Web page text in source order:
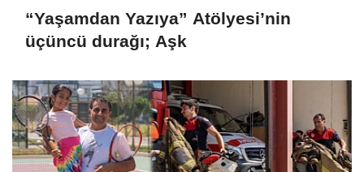
“Yaşamdan Yazıya” Atölyesi’nin
üçüncü durağı; Aşk